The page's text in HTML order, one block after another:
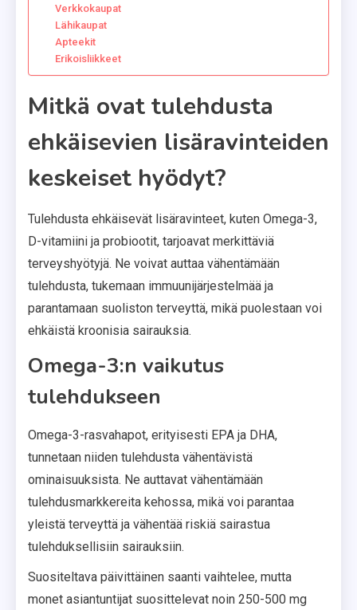
Verkkokaupat
Lähikaupat
Apteekit
Erikoisliikkeet
Mitkä ovat tulehdusta
ehkäisevien lisäravinteiden
keskeiset hyödyt?
Tulehdusta ehkäisevät lisäravinteet, kuten Omega-3,
D-vitamiini ja probiootit, tarjoavat merkittäviä
terveyshyötyjä. Ne voivat auttaa vähentämään
tulehdusta, tukemaan immuunijärjestelmää ja
parantamaan suoliston terveyttä, mikä puolestaan voi
ehkäistä kroonisia sairauksia.
Omega-3:n vaikutus
tulehdukseen
Omega-3-rasvahapot, erityisesti EPA ja DHA,
tunnetaan niiden tulehdusta vähentävistä
ominaisuuksista. Ne auttavat vähentämään
tulehdusmarkkereita kehossa, mikä voi parantaa
yleistä terveyttä ja vähentää riskiä sairastua
tulehduksellisiin sairauksiin.
Suositeltava päivittäinen saanti vaihtelee, mutta
monet asiantuntijat suosittelevat noin 250-500 mg